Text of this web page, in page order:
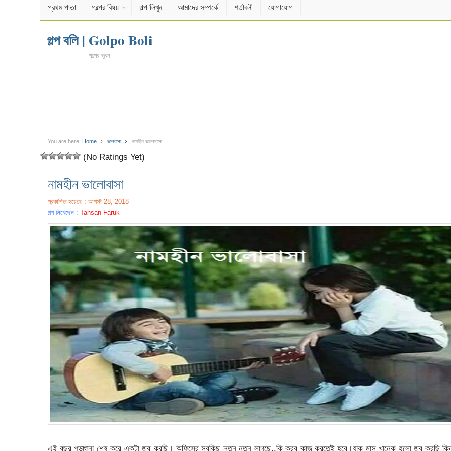
প্রথম পাতা গল্পের বিষয় গল্প লিখুন আমাদের সম্পর্কে শর্তাবলী যোগাযোগ
গল্প বলি | Golpo Boli
গল্পের ভুবন
You are here: Home ভালবাসা নামহীন ভালোবাসা
(No Ratings Yet)
নামহীন ভালোবাসা
প্রকাশিত হয়েছে : আগস্ট 28, 2018
গল্প লিখেছেন : Tahsan Faruk
এই বছর পড়াশুনা শেষ করে একটা জব করছি। অফিসের সবকিছু নতুন নতুন লাগছে..কি করব কাজ করতেই হবে।যাক মাস খানেক হলো জব করছি